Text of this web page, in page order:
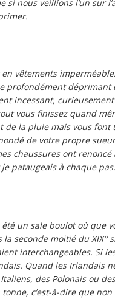
si nous veillions l’un sur
vêtements
profondément déprimant
incessant,
vous finissez quand
de la pluie mais vous
de votre propre
chaussures ont renoncé
pataugeais à chaque
un sale boulot où que
seconde moitié du XIX°
interchangeables. Si
Quand les Irlandais
des Polonais ou
c’est-à-dire que